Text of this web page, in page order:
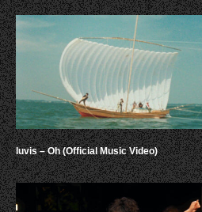
luvis – Oh (Official Music Video)